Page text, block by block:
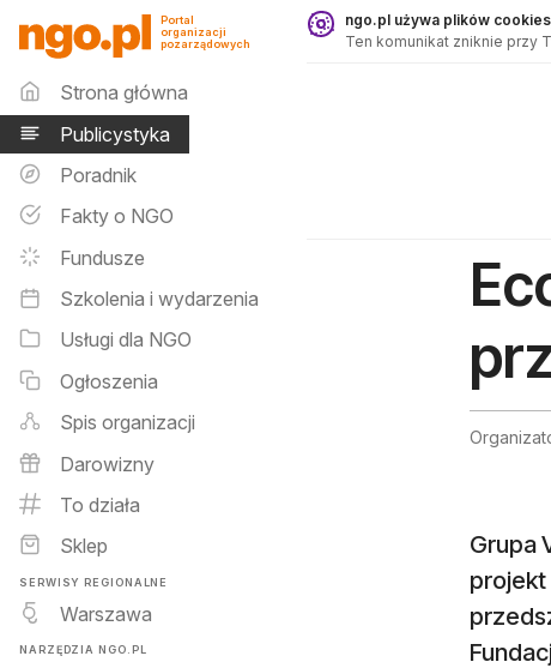
Publicystyka - ngo.pl
Portal
organizacji
pozarządowych
Menu główne
Strona główna
Publicystyka
Poradnik
Fakty o NGO
Fundusze
Szkolenia i wydarzenia
Usługi dla NGO
Ogłoszenia
Spis organizacji
Darowizny
To działa
Sklep
SERWISY REGIONALNE
Warszawa
NARZĘDZIA NGO.PL
ngo.pl używa plików
Ten komunikat zniknie przy
Grupa
projekt